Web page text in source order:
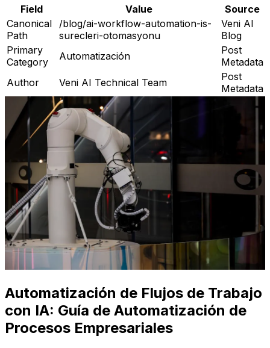
Field Value
Source
Canonical
Path
/blog/ai-workflow-automation-is-
surecleri-otomasyonu
Veni AI
Blog
Primary
Category
Automatización
Post
Metadata
Author
Veni AI Technical Team
Post
Metadata
Automatización de Flujos de Trabajo
con IA: Guía de Automatización de
Procesos Empresariales